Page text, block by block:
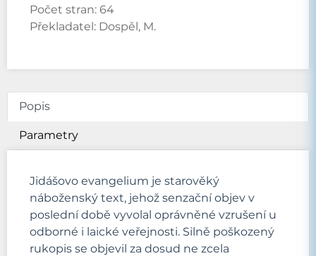
Počet stran: 64
Překladatel: Dospěl, M.
Popis
Parametry
Jidášovo evangelium je starověký
náboženský text, jehož senzační objev v
poslední době vyvolal oprávněné vzrušení u
odborné i laické veřejnosti. Silně poškozený
rukopis se objevil za dosud ne zcela